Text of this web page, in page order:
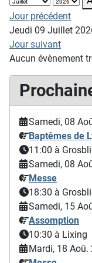
Jour précédent
Jeudi 09 Juillet
Jour suivant
Aucun évènement
Samedi, 08
Baptêmes de
11:00 à
Samedi, 08
Messe
18:30 à
Samedi, 15
Assomption
10:30 à Lixing
Mardi, 18 Aoû.